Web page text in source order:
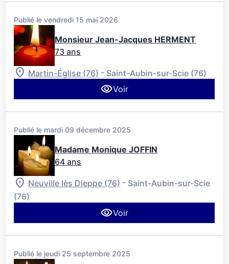
Publié le vendredi 15 mai 2026
Monsieur Jean-Jacques HERMENT
73 ans
Martin-Église (76) - Saint-Aubin-sur-Scie (76)
Voir
Publié le mardi 09 décembre 2025
Madame Monique JOFFIN
64 ans
Neuville lès Dieppe (76) - Saint-Aubin-sur-Scie
(76)
Voir
Publié le jeudi 25 septembre 2025